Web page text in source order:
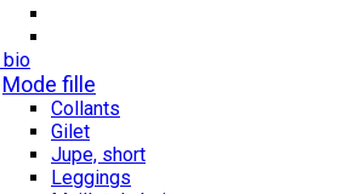
bio
Mode fille
Collants
Gilet
Jupe, short
Leggings